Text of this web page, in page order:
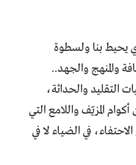
يحيط بنا ولسطوة
والمنهج والجهد..
التقليد والحداثة،
المزيّف واللامع التي
في الضياء لا في